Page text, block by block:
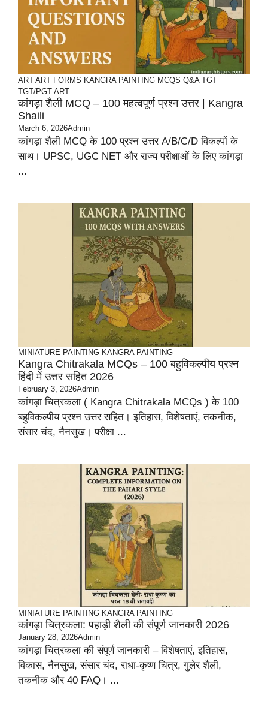
ART ART FORMS KANGRA PAINTING MCQS Q&A TGT
TGT/PGT ART
कांगड़ा शैली MCQ – 100 महत्वपूर्ण प्रश्न उत्तर | Kangra
Shaili
March 6, 2026Admin
कांगड़ा शैली MCQ के 100 प्रश्न उत्तर A/B/C/D विकल्पों के
साथ। UPSC, UGC NET और राज्य परीक्षाओं के लिए कांगड़ा
...
MINIATURE PAINTING KANGRA PAINTING
Kangra Chitrakala MCQs – 100 बहुविकल्पीय प्रश्न
हिंदी में उत्तर सहित 2026
February 3, 2026Admin
कांगड़ा चित्रकला ( Kangra Chitrakala MCQs ) के 100
बहुविकल्पीय प्रश्न उत्तर सहित। इतिहास, विशेषताएं, तकनीक,
संसार चंद, नैनसुख। परीक्षा ...
MINIATURE PAINTING KANGRA PAINTING
कांगड़ा चित्रकला: पहाड़ी शैली की संपूर्ण जानकारी 2026
January 28, 2026Admin
कांगड़ा चित्रकला की संपूर्ण जानकारी – विशेषताएं, इतिहास,
विकास, नैनसुख, संसार चंद, राधा-कृष्ण चित्र, गुलेर शैली,
तकनीक और 40 FAQ। ...